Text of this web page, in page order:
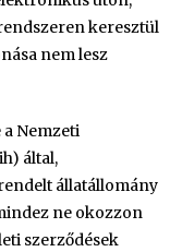
keresztül
nem lesz
Nemzeti
által,
állatállomány
ne okozzon
szerződések